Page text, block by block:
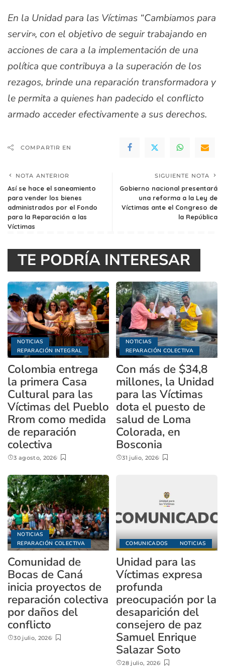
En la Unidad para las Víctimas “Cambiamos para
servir», con el objetivo de seguir trabajando en
acciones de cara a la implementación de una
política que contribuya a la superación de los
rezagos, brinde una reparación transformadora y
le permita a quienes han padecido el conflicto
armado acceder efectivamente a sus derechos.
COMPARTIR EN
NOTA ANTERIOR
Así se hace el saneamiento
para vender los bienes
administrados por el Fondo
para la Reparación a las
Víctimas
SIGUIENTE NOTA
Gobierno nacional presentará
una reforma a la Ley de
Víctimas ante el Congreso de
la República
TE PODRÍA INTERESAR
NOTICIAS
REPARACIÓN INTEGRAL
Colombia entrega
la primera Casa
Cultural para las
Víctimas del Pueblo
Rrom como medida
de reparación
colectiva
3 agosto, 2026
NOTICIAS
REPARACIÓN COLECTIVA
Con más de $34,8
millones, la Unidad
para las Víctimas
dota el puesto de
salud de Loma
Colorada, en
Bosconia
31 julio, 2026
NOTICIAS
REPARACIÓN COLECTIVA
Comunidad de
Bocas de Caná
inicia proyectos de
reparación colectiva
por daños del
conflicto
30 julio, 2026
COMUNICADOS NOTICIAS
Unidad para las
Víctimas expresa
profunda
preocupación por la
desaparición del
consejero de paz
Samuel Enrique
Salazar Soto
28 julio, 2026